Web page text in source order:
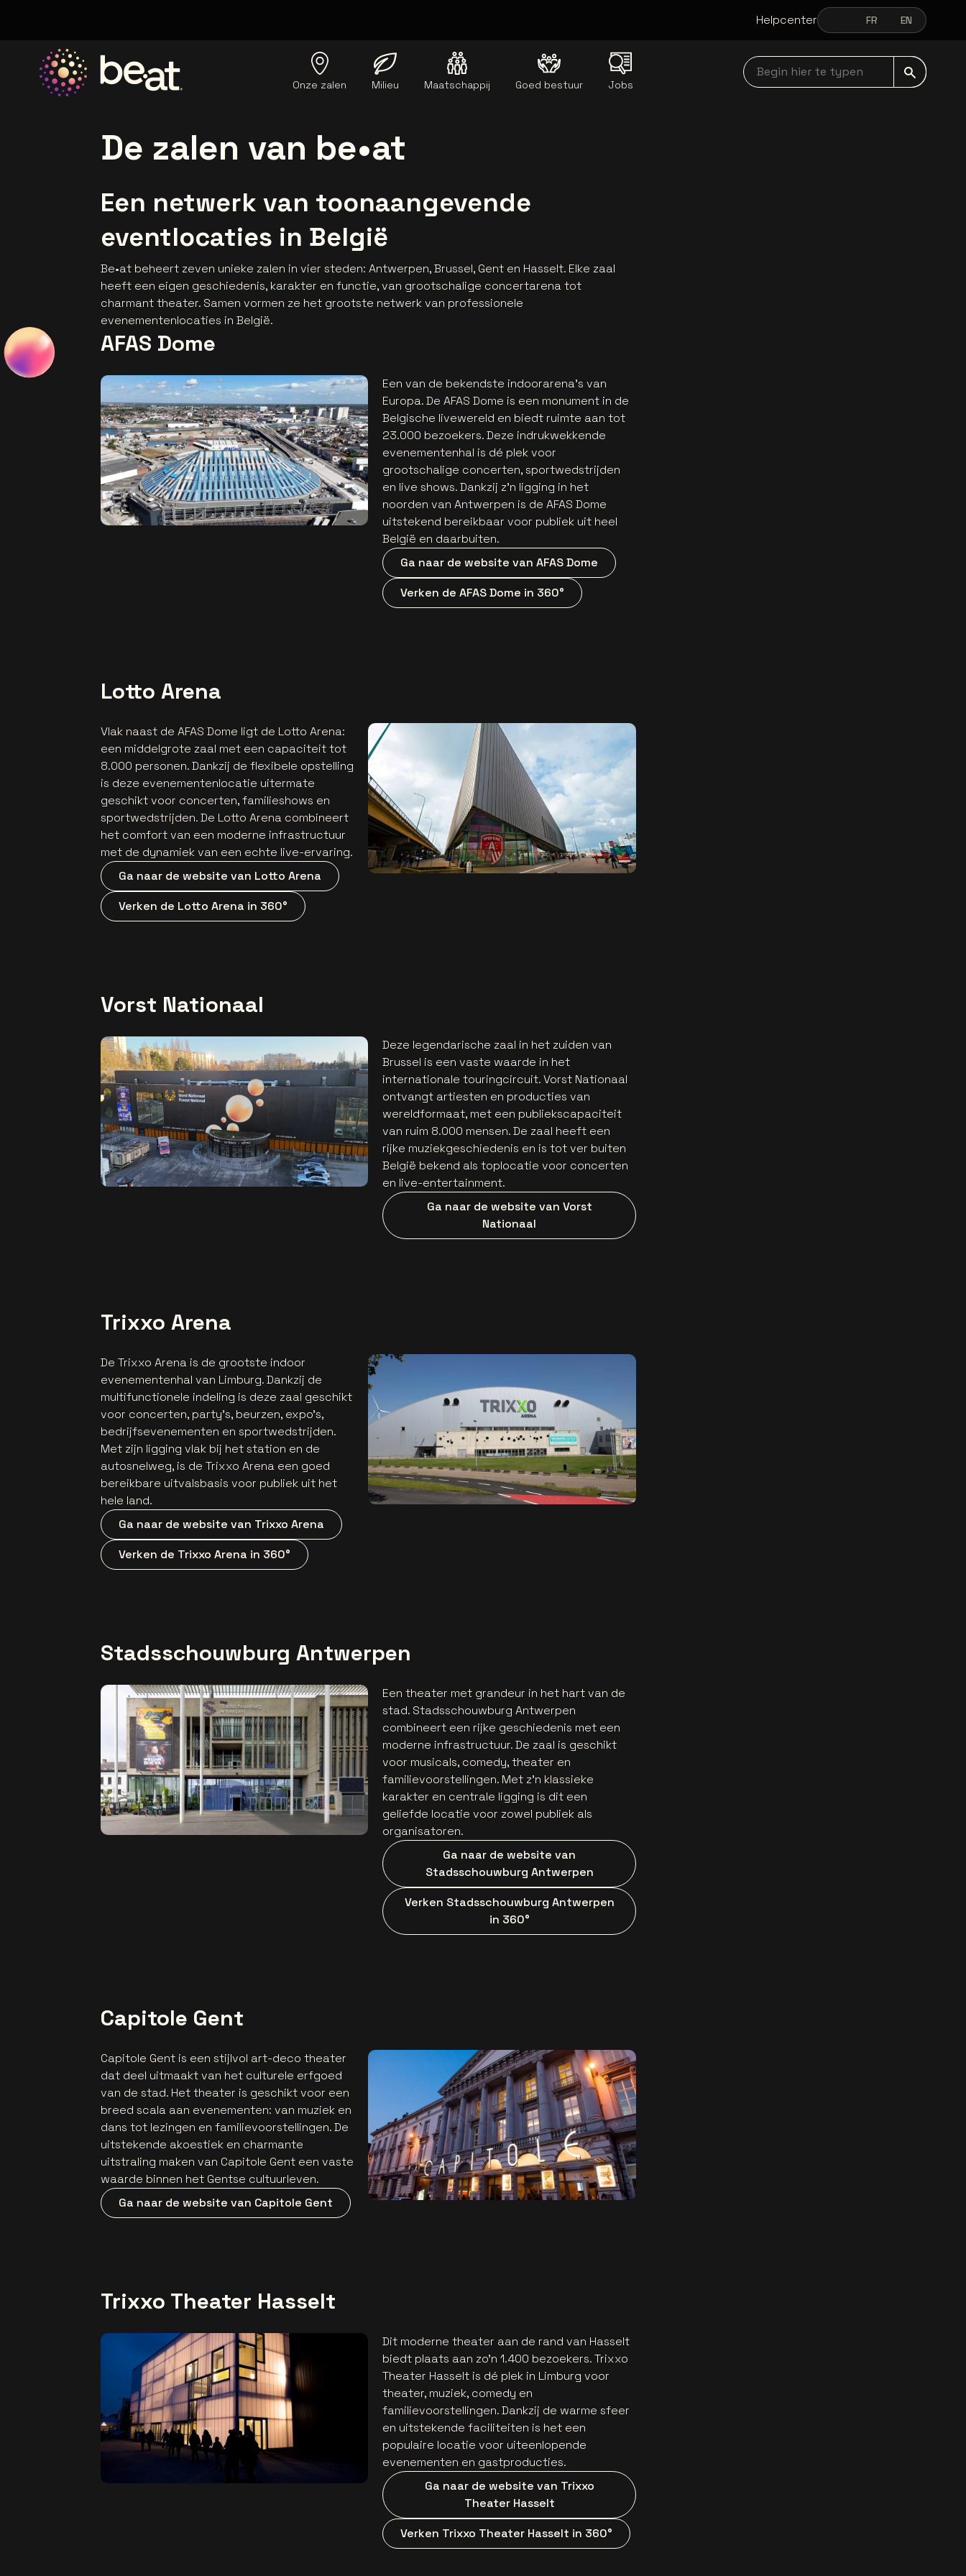
Helpcenter NEDERLANDSFRANÇAIS
FR ENGLISH
EN
Onze zalen Milieu Maatschappij Goed bestuur Jobs
Begin hier te typen navbar
De zalen van be•at
Een netwerk van toonaangevende
eventlocaties in België
Be•at beheert zeven unieke zalen in vier steden: Antwerpen, Brussel, Gent en Hasselt. Elke zaal
heeft een eigen geschiedenis, karakter en functie, van grootschalige concertarena tot
charmant theater. Samen vormen ze het grootste netwerk van professionele
evenementenlocaties in België.
AFAS Dome
Een van de bekendste indoorarena’s van
Europa. De AFAS Dome is een monument in de
Belgische livewereld en biedt ruimte aan tot
23.000 bezoekers. Deze indrukwekkende
evenementenhal is dé plek voor
grootschalige concerten, sportwedstrijden
en live shows. Dankzij z’n ligging in het
noorden van Antwerpen is de AFAS Dome
uitstekend bereikbaar voor publiek uit heel
België en daarbuiten.
Ga naar de website van AFAS Dome
Verken de AFAS Dome in 360°
Lotto Arena
Vlak naast de AFAS Dome ligt de Lotto Arena:
een middelgrote zaal met een capaciteit tot
8.000 personen. Dankzij de flexibele opstelling
is deze evenementenlocatie uitermate
geschikt voor concerten, familieshows en
sportwedstrijden. De Lotto Arena combineert
het comfort van een moderne infrastructuur
met de dynamiek van een echte live-ervaring.
Ga naar de website van Lotto Arena
Verken de Lotto Arena in 360°
Vorst Nationaal
Deze legendarische zaal in het zuiden van
Brussel is een vaste waarde in het
internationale touringcircuit. Vorst Nationaal
ontvangt artiesten en producties van
wereldformaat, met een publiekscapaciteit
van ruim 8.000 mensen. De zaal heeft een
rijke muziekgeschiedenis en is tot ver buiten
België bekend als toplocatie voor concerten
en live-entertainment.
Ga naar de website van Vorst
Nationaal
Trixxo Arena
De Trixxo Arena is de grootste indoor
evenementenhal van Limburg. Dankzij de
multifunctionele indeling is deze zaal geschikt
voor concerten, party's, beurzen, expo's,
bedrijfsevenementen en sportwedstrijden.
Met zijn ligging vlak bij het station en de
autosnelweg, is de Trixxo Arena een goed
bereikbare uitvalsbasis voor publiek uit het
hele land.
Ga naar de website van Trixxo Arena
Verken de Trixxo Arena in 360°
Stadsschouwburg Antwerpen
Een theater met grandeur in het hart van de
stad. Stadsschouwburg Antwerpen
combineert een rijke geschiedenis met een
moderne infrastructuur. De zaal is geschikt
voor musicals, comedy, theater en
familievoorstellingen. Met z’n klassieke
karakter en centrale ligging is dit een
geliefde locatie voor zowel publiek als
organisatoren.
Ga naar de website van
Stadsschouwburg Antwerpen
Verken Stadsschouwburg Antwerpen
in 360°
Capitole Gent
Capitole Gent is een stijlvol art-deco theater
dat deel uitmaakt van het culturele erfgoed
van de stad. Het theater is geschikt voor een
breed scala aan evenementen: van muziek en
dans tot lezingen en familievoorstellingen. De
uitstekende akoestiek en charmante
uitstraling maken van Capitole Gent een vaste
waarde binnen het Gentse cultuurleven.
Ga naar de website van Capitole Gent
Trixxo Theater Hasselt
Dit moderne theater aan de rand van Hasselt
biedt plaats aan zo’n 1.400 bezoekers. Trixxo
Theater Hasselt is dé plek in Limburg voor
theater, muziek, comedy en
familievoorstellingen. Dankzij de warme sfeer
en uitstekende faciliteiten is het een
populaire locatie voor uiteenlopende
evenementen en gastproducties.
Ga naar de website van Trixxo
Theater Hasselt
Verken Trixxo Theater Hasselt in 360°